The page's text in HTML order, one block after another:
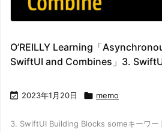
O’REILLY Learning「
SwiftUI and Combines」3.
 2023年1月20日  memo
3. SwiftUI Building Blocks someキーワー